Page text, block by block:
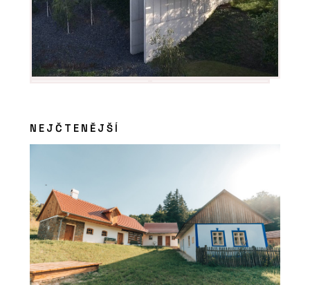
NEJČTENĚJŠÍ